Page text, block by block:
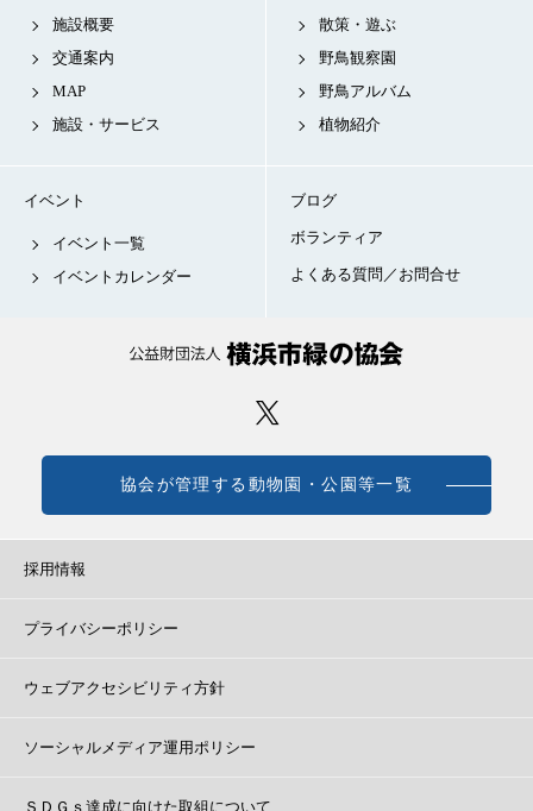
施設概要
交通案内
MAP
施設・サービス
散策・遊ぶ
野鳥観察園
野鳥アルバム
植物紹介
イベント
イベント一覧
イベントカレンダー
ブログ
ボランティア
よくある質問／お問合せ
協会が管理する動物園・公園等一覧
採用情報
プライバシーポリシー
ウェブアクセシビリティ方針
ソーシャルメディア運用ポリシー
ＳＤＧｓ達成に向けた取組について